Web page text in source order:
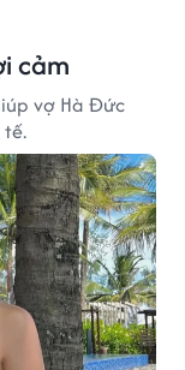
cảm
vợ Hà Đức